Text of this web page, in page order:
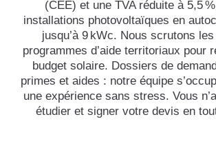
(CEE) et une TVA réduite à 5,5
installations photovoltaïques en
jusqu’à 9 kWc. Nous scrutons
programmes d’aide territoriaux pour
budget solaire. Dossiers de
primes et aides : notre équipe
une expérience sans stress. Vous
étudier et signer votre devis en